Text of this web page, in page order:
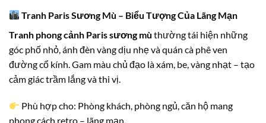
Tranh Paris Sương Mù – Biểu Tượng Của Lãng Mạn
Tranh phong cảnh Paris sương mù thường tái hiện những
góc phố nhỏ, ánh đèn vàng dịu nhẹ và quán cà phê ven
đường cổ kính. Gam màu chủ đạo là xám, be, vàng nhạt – tạo
cảm giác trầm lắng và thi vị.
Phù hợp cho: Phòng khách, phòng ngủ, căn hộ mang
phong cách retro – lãng mạn.